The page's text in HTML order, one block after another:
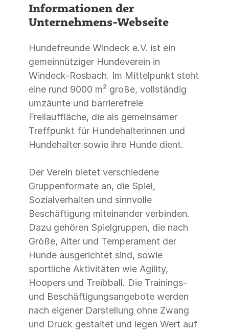
Informationen der
Unternehmens-Webseite
Hundefreunde Windeck e.V. ist ein
gemeinnütziger Hundeverein in
Windeck-Rosbach. Im Mittelpunkt steht
eine rund 9000 m² große, vollständig
umzäunte und barrierefreie
Freilauffläche, die als gemeinsamer
Treffpunkt für Hundehalterinnen und
Hundehalter sowie ihre Hunde dient.
Der Verein bietet verschiedene
Gruppenformate an, die Spiel,
Sozialverhalten und sinnvolle
Beschäftigung miteinander verbinden.
Dazu gehören Spielgruppen, die nach
Größe, Alter und Temperament der
Hunde ausgerichtet sind, sowie
sportliche Aktivitäten wie Agility,
Hoopers und Treibball. Die Trainings-
und Beschäftigungsangebote werden
nach eigener Darstellung ohne Zwang
und Druck gestaltet und legen Wert auf